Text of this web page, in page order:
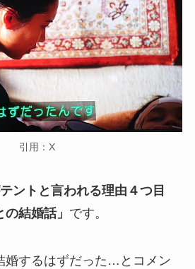
引用：X
ントと言われる理由４つ目
結婚話」 です。
婚するはずだった…とコメン